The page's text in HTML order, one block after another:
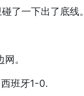
了一下出了底线。
。
班牙1-0.